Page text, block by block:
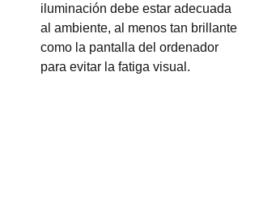
iluminación debe estar adecuada
al ambiente, al menos tan brillante
como la pantalla del ordenador
para evitar la fatiga visual.